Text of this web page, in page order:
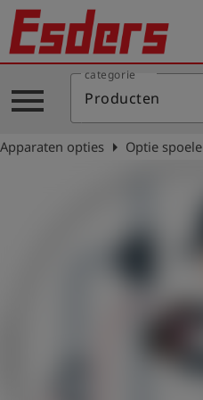
Sectoren
Blog
Producten
menu
categorie
Producten
Apparaten opties arrow_right Optie